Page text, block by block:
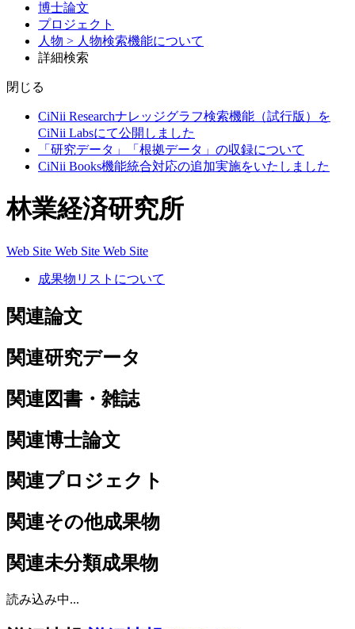
博士論文
プロジェクト
人物 > 人物検索機能について
詳細検索
閉じる
CiNii Researchナレッジグラフ検索機能（試行版）を
CiNii Labsにて公開しました
「研究データ」「根拠データ」の収録について
CiNii Books機能統合対応の追加実施をいたしました
林業経済研究所
Web Site Web Site Web Site
成果物リストについて
関連論文
関連研究データ
関連図書・雑誌
関連博士論文
関連プロジェクト
関連その他成果物
関連未分類成果物
読み込み中...